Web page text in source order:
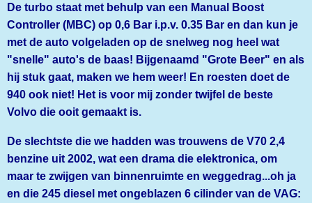
De turbo staat met behulp van een Manual Boost
Controller (MBC) op 0,6 Bar i.p.v. 0.35 Bar en dan kun je
met de auto volgeladen op de snelweg nog heel wat
"snelle" auto's de baas! Bijgenaamd "Grote Beer" en als
hij stuk gaat, maken we hem weer! En roesten doet de
940 ook niet! Het is voor mij zonder twijfel de beste
Volvo die ooit gemaakt is.
De slechtste die we hadden was trouwens de V70 2,4
benzine uit 2002, wat een drama die elektronica, om
maar te zwijgen van binnenruimte en weggedrag...oh ja
en die 245 diesel met ongeblazen 6 cilinder van de VAG: